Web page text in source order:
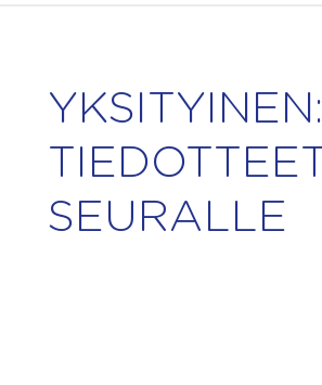
YKSITYINEN:
TIEDOTTEET
SEURALLE